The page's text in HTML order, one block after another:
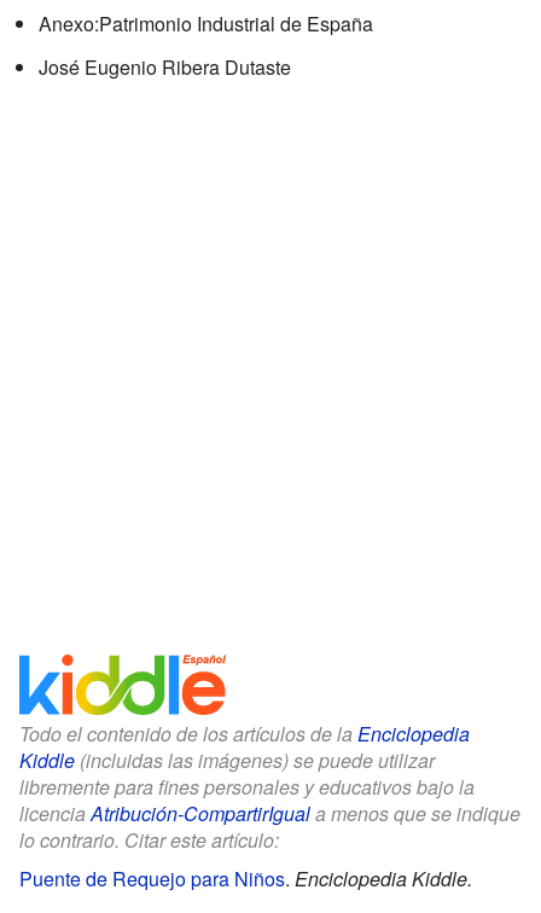
Anexo:Patrimonio Industrial de España
José Eugenio Ribera Dutaste
Todo el contenido de los artículos de la Enciclopedia
Kiddle (incluidas las imágenes) se puede utilizar
libremente para fines personales y educativos bajo la
licenciaAtribución-CompartirIguala menos que se indique
lo contrario. Citar este artículo:
Puente de Requejo para Niños. Enciclopedia Kiddle.